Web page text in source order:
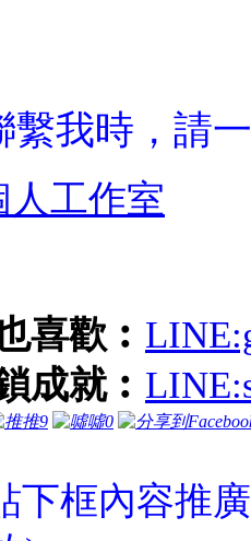
繫我時，請
人工作室
喜歡︰
成就︰
推9 噓0
下框內容推